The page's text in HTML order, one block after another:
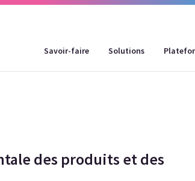
Savoir-faire Solutions
des produits et des